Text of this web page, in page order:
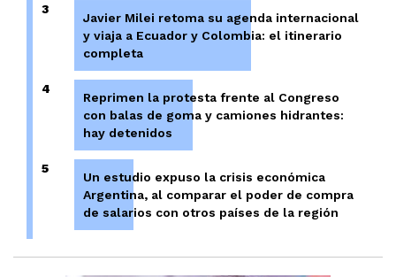
3
Javier Milei retoma su agenda internacional
y viaja a Ecuador y Colombia: el itinerario
completa
4
Reprimen la protesta frente al Congreso
con balas de goma y camiones hidrantes:
hay detenidos
5
Un estudio expuso la crisis económica
Argentina, al comparar el poder de compra
de salarios con otros países de la región